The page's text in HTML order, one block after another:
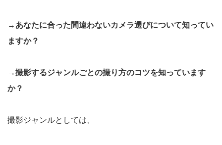
→あなたに合った間違わないカメラ選びについて知ってい
ますか？
→撮影するジャンルごとの撮り方のコツを知っています
か？
撮影ジャンルとしては、